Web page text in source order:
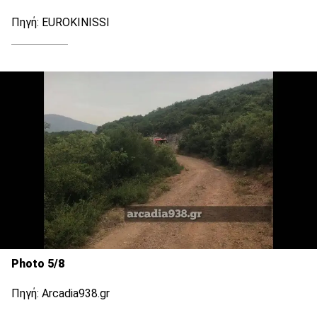
Πηγή: EUROKINISSI
Photo 5/8
Πηγή: Αrcadia938.gr